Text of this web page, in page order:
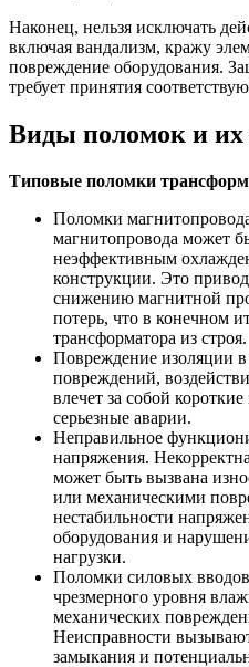
Наконец, нельзя исключать
включая вандализм, кражу
повреждение оборудования.
требует принятия
Виды поломок и их
Типовые поломки
Поломки
магнитопровода может
неэффективным
конструкции. Это
снижению магнитной
потерь, что в конечном
трансформатора из строя.
Повреждение изоляции в
повреждений,
влечет за собой
серьезные аварии.
Неправильное
напряжения.
может быть вызвана
или механическими
нестабильности
оборудования и
нагрузки.
Поломки силовых вводов
чрезмерного уровня
механических
Неисправности
замыкания и